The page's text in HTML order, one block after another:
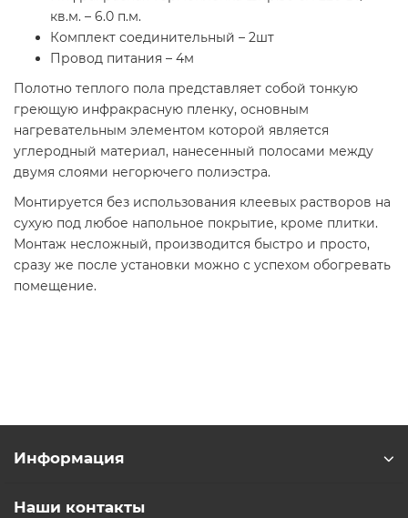
кв.м. – 6.0 п.м.
Комплект соединительный – 2шт
Провод питания – 4м
Полотно теплого пола представляет собой тонкую
греющую инфракрасную пленку, основным
нагревательным элементом которой является
углеродный материал, нанесенный полосами между
двумя слоями негорючего полиэстра.
Монтируется без использования клеевых растворов на
сухую под любое напольное покрытие, кроме плитки.
Монтаж несложный, производится быстро и просто,
сразу же после установки можно с успехом обогревать
помещение.
Информация
Наши контакты